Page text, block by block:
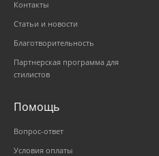
Контакты
Статьи и новости
Благотворительность
Партнерская программа для
стилистов
Помощь
Вопрос-ответ
Условия оплаты